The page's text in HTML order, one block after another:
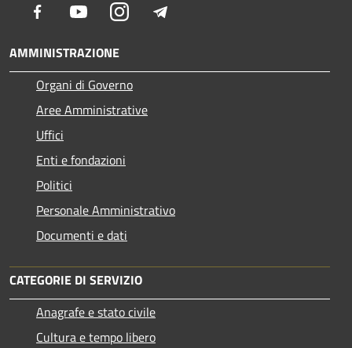
Facebook YoutubeInstagram
AMMINISTRAZIONE
Organi di Governo
Aree Amministrative
Uffici
Enti e fondazioni
Politici
Personale Amministrativo
Documenti e dati
CATEGORIE DI SERVIZIO
Anagrafe e stato civile
Cultura e tempo libero